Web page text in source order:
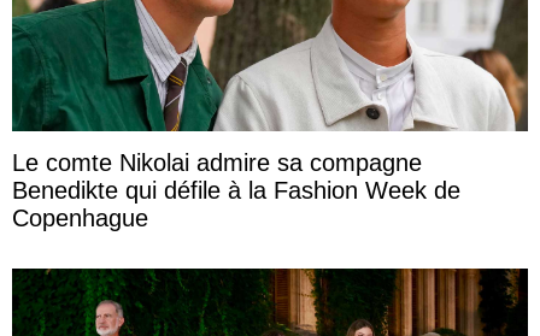
Le comte Nikolai admire sa compagne
Benedikte qui défile à la Fashion Week de
Copenhague